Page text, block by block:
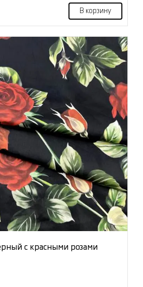
В корзину
с красными розами